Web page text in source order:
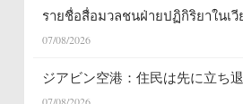
รายชื่อสื่อมวลชนฝ่ายปฏิกิริยาในเ
07/08/2026
ジアビン空港：住民は先に立ち
07/08/2026